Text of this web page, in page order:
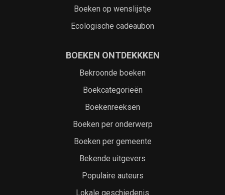
Boeken op wenslijstje
Ecologische cadeaubon
BOEKEN ONTDEKKKEN
Bekroonde boeken
Boekcategorieën
Boekenreeksen
Boeken per onderwerp
Boeken per gemeente
Bekende uitgevers
Populaire auteurs
Lokale geschiedenis